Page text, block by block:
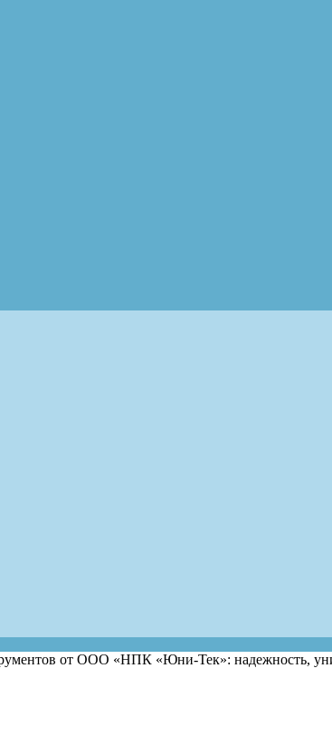
от ООО «НПК «Юни-Тек»: надежность,